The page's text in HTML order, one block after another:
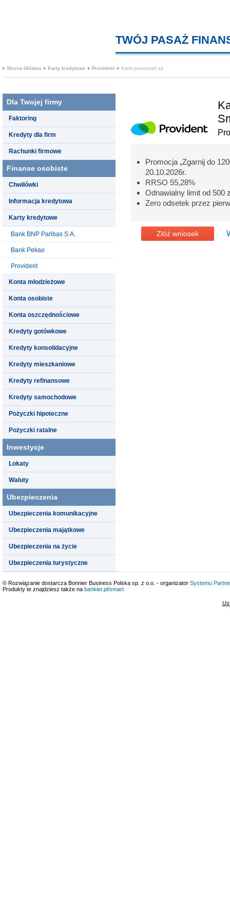
TWÓJ PASAŻ
Strona Główna Karty kredytowe Provident Karta provismart sp
Dla Twojej firmy
Faktoring
Kredyty dla firm
Rachunki firmowe
Finanse osobiste
Chwilówki
Informacja kredytowa
Karty kredytowe
Bank BNP Paribas S.A.
Bank Pekao
Provident
Konta młodzieżowe
Konta osobiste
Konta oszczędnościowe
Kredyty gotówkowe
Kredyty konsolidacyjne
Kredyty mieszkaniowe
Kredyty refinansowe
Kredyty samochodowe
Pożyczki hipoteczne
Pożyczki ratalne
Inwestycje
Lokaty
Waluty
Ubezpieczenia
Ubezpieczenia komunikacyjne
Ubezpieczenia majątkowe
Ubezpieczenia na życie
Ubezpieczenia turystyczne
Promocja „Zgarnij do
20.10.2026r.
RRSO 55,28%
Odnawialny limit od 500
Zero odsetek przez
Złóż wniosek
© Rozwiązanie dostarcza Bonnier Business Polska sp. z o.o. - organizator Systemu
Produkty te znajdziesz także na bankier.pl/smart